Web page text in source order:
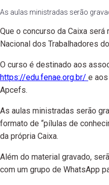
As aulas ministradas serão
Que o concurso da Caixa
Nacional dos Trabalhadores
O curso é destinado aos
https://edu.fenae.org.br/ e
Apcefs.
As aulas ministradas serão
formato de “pílulas de
da própria Caixa.
Além do material gravado,
com um grupo de WhatsApp